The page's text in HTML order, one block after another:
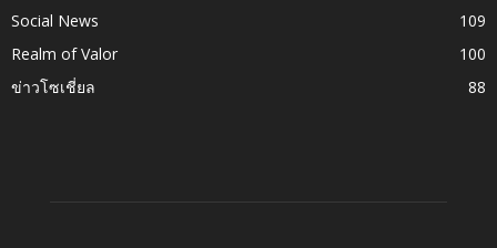
Social News
109
Realm of Valor
100
ข่าวโซเชี่ยล
88